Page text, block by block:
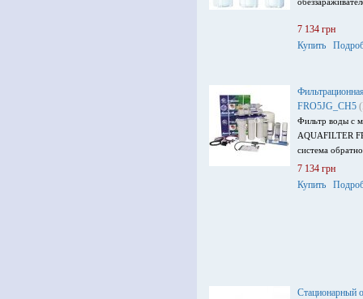
7 134 грн
Купить
FRO5JG_CH5
Фильтр воды с
AQUAFILTER
система
7 134 грн
Купить
Стационарный